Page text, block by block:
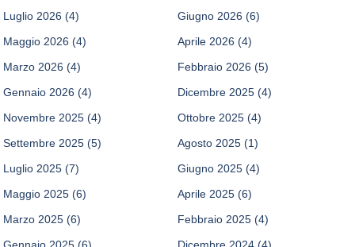
Luglio 2026 (4) Giugno 2026 (6)
Maggio 2026 (4) Aprile 2026 (4)
Marzo 2026 (4) Febbraio 2026 (5)
Gennaio 2026 (4) Dicembre 2025 (4)
Novembre 2025 (4) Ottobre 2025 (4)
Settembre 2025 (5) Agosto 2025 (1)
Luglio 2025 (7) Giugno 2025 (4)
Maggio 2025 (6) Aprile 2025 (6)
Marzo 2025 (6) Febbraio 2025 (4)